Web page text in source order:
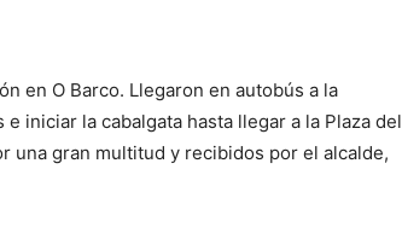
en O Barco. Llegaron en autobús a la
iniciar la cabalgata hasta llegar a la Plaza del
una gran multitud y recibidos por el alcalde,